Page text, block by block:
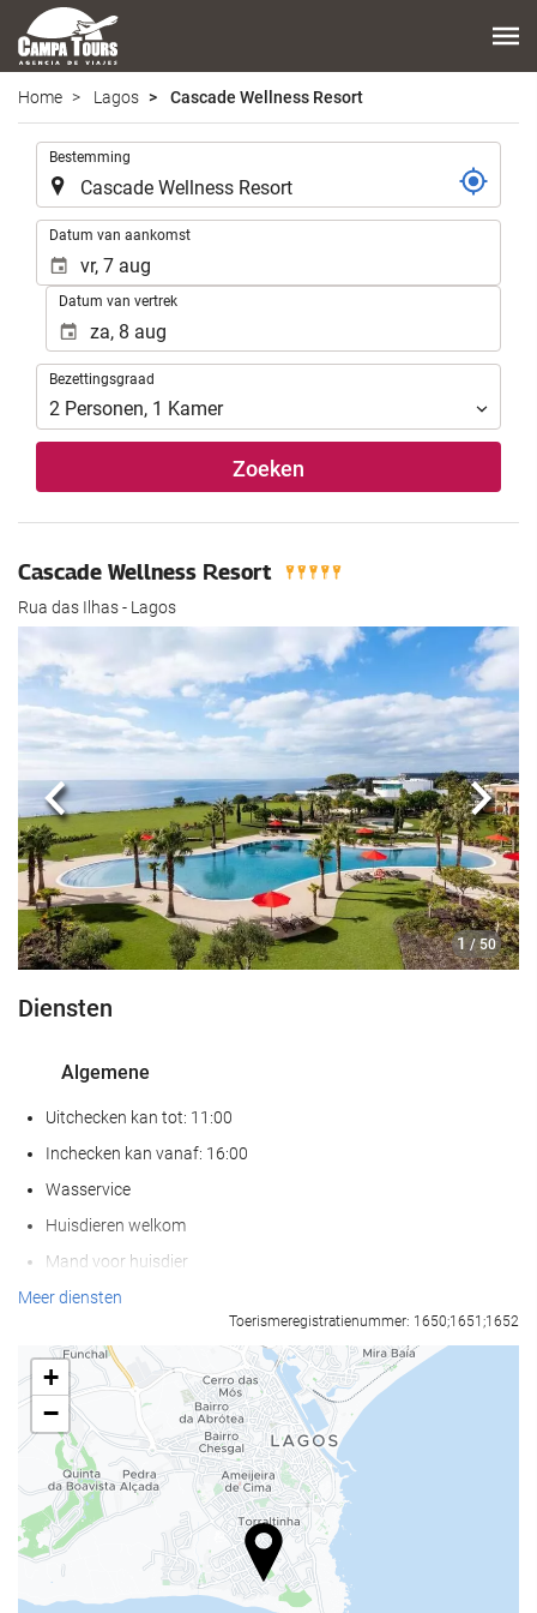
Home Lagos Cascade Wellness Resort
Bestemming
Datum van aankomst
Datum van vertrek
Bezettingsgraad
Bezettingsgraad
2 Personen, 1 Kamer
Zoeken
Cascade Wellness Resort
Rua das Ilhas - Lagos
1 / 50
Vorige
Diensten
Algemene
Uitchecken kan tot: 11:00
Inchecken kan vanaf: 16:00
Wasservice
Huisdieren welkom
Mand voor huisdier
Voerbak voor huisdier
Verwarming
Lift
Mensen met beperkte mobiliteit
Kamers voor niet rokers
Rookzone
Geluiddichte kamers
Meer diensten
Toerismeregistratienummer: 1650;1651;1652
+
−